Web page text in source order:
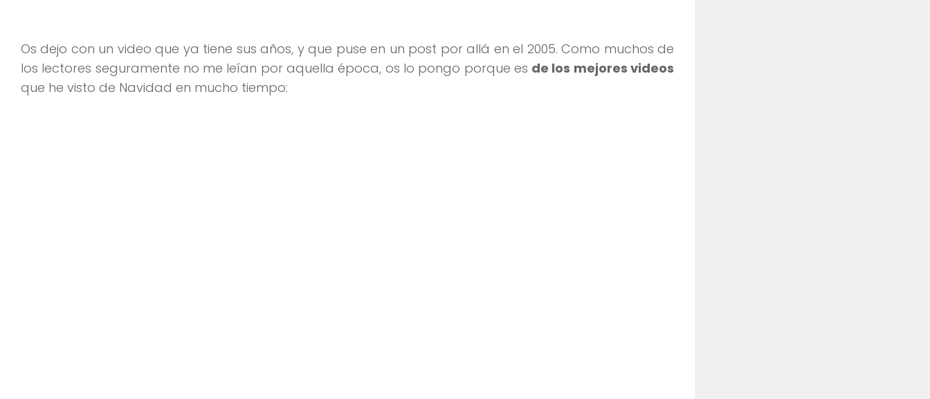
Os dejo con un video que ya tiene sus años, y que puse en un post por allá en el 2005. Como muchos de
los lectores seguramente no me leían por aquella época, os lo pongo porque es de los mejores videos
que he visto de Navidad en mucho tiempo: